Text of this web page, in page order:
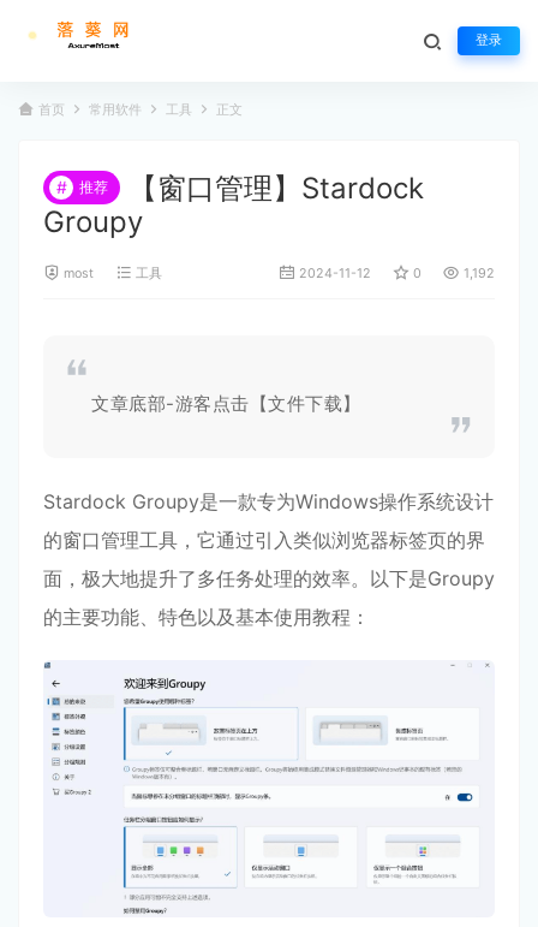
登录
首页 常用软件 工具 正文
# 推荐
【窗口管理】Stardock
Groupy
most 工具 2024-11-12 0 1,192
文章底部-游客点击【文件下载】
Stardock Groupy是一款专为Windows操作系统设计
的窗口管理工具，它通过引入类似浏览器标签页的界
面，极大地提升了多任务处理的效率。以下是Groupy
的主要功能、特色以及基本使用教程：